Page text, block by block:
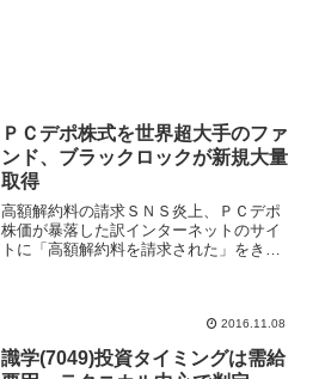
ＰＣデポ株式を世界超大手のファ
ンド、ブラックロックが新規大量
取得
高額解約料の請求ＳＮＳ炎上、ＰＣデポ
株価が暴落した訳インターネットのサイ
トに「高額解約料を請求された」をきっ
2016.11.08
識学(7049)投資タイミングは需給